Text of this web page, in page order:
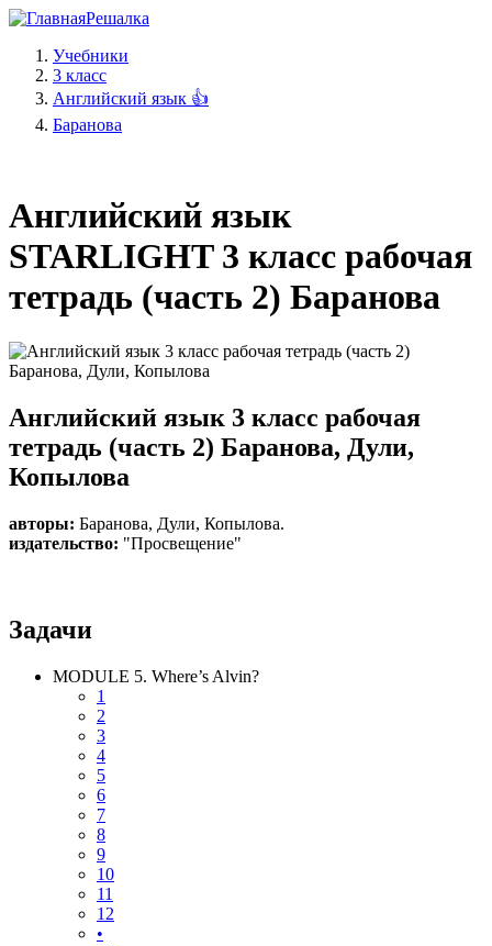
Решалка
Учебники
3 класс
Английский язык 👍
Баранова
Английский язык
STARLIGHT 3 класс рабочая
тетрадь (часть 2) Баранова
Английский язык 3 класс рабочая
тетрадь (часть 2) Баранова, Дули,
Копылова
авторы: Баранова, Дули, Копылова.
издательство: "Просвещение"
Задачи
MODULE 5. Where’s Alvin?
1
2
3
4
5
6
7
8
9
10
11
12
•